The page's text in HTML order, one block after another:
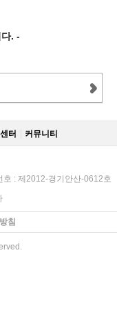
. -
터 커뮤니티
: 제2012-경기안산-0612호
침